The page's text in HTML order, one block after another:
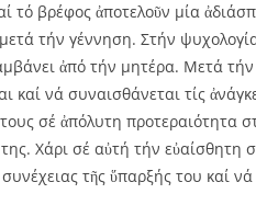
τό βρέφος ἀποτελοῦν μία
τήν γέννηση. Στήν
ἀπό τήν μητέρα. Μετά
καί νά συναισθάνεται τίς
σέ ἀπόλυτη προτεραιότητα
της. Χάρι σέ αὐτή τήν
τῆς ὕπαρξής του καί